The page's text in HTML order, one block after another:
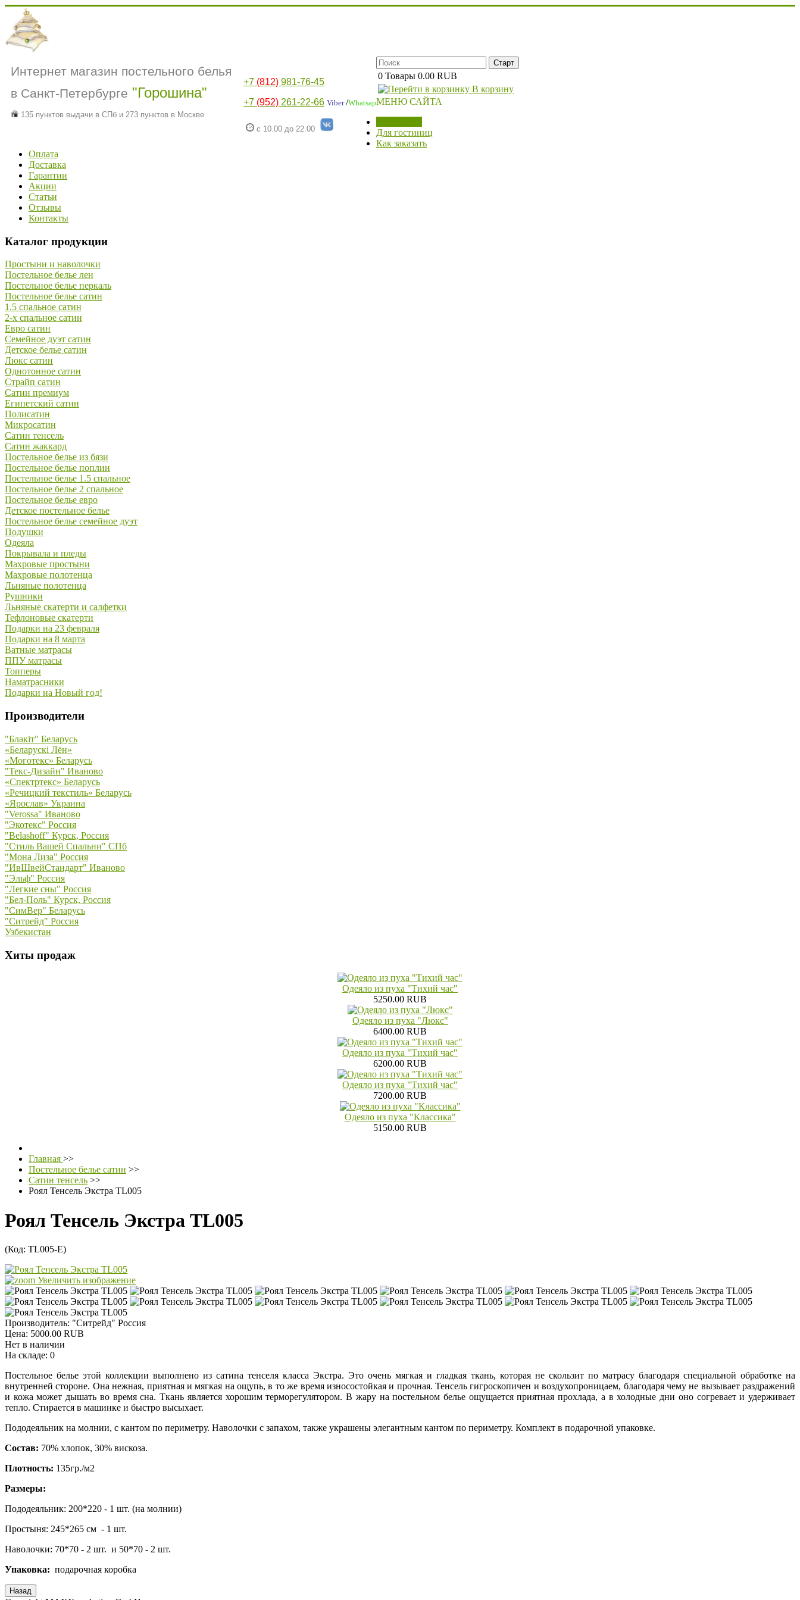
Интернет магазин постельного белья
в Санкт-Петербурге "Горошина"
135 пунктов выдачи в СПб и 273 пунктов в Москве
+7 (812) 981-76-45
+7 (952) 261-22-66 Viber/Whatsap
с 10.00 до 22.00
0 Товары 0.00 RUB
В корзину
МЕНЮ САЙТА
Для гостиниц
Как заказать
Оплата
Доставка
Гарантии
Акции
Статьи
Отзывы
Контакты
Каталог продукции
Простыни и наволочки
Постельное белье лен
Постельное белье перкаль
Постельное белье сатин
1.5 спальное сатин
2-х спальное сатин
Евро сатин
Семейное дуэт сатин
Детское белье сатин
Люкс сатин
Однотонное сатин
Страйп сатин
Сатин премиум
Египетский сатин
Полисатин
Микросатин
Сатин тенсель
Сатин жаккард
Постельное белье из бязи
Постельное белье поплин
Постельное белье 1.5 спальное
Постельное белье 2 спальное
Постельное белье евро
Детское постельное белье
Постельное белье семейное дуэт
Подушки
Одеяла
Покрывала и пледы
Махровые простыни
Махровые полотенца
Льняные полотенца
Рушники
Льняные скатерти и салфетки
Тефлоновые скатерти
Подарки на 23 февраля
Подарки на 8 марта
Ватные матрасы
ППУ матрасы
Топперы
Наматрасники
Подарки на Новый год!
Производители
"Блакiт" Беларусь
«Беларускi Лён»
«Моготекс» Беларусь
"Текс-Дизайн" Иваново
«Спектртекс» Беларусь
«Речицкий текстиль» Беларусь
«Ярослав» Украина
"Verossa" Иваново
"Экотекс" Россия
"Belashoff" Курск, Россия
"Стиль Вашей Спальни" СПб
"Мона Лиза" Россия
"ИвШвейСтандарт" Иваново
"Эльф" Россия
"Легкие сны" Россия
"Бел-Поль" Курск, Россия
"СимВер" Беларусь
"Ситрейд" Россия
Узбекистан
Хиты продаж
Одеяло из пуха "Тихий час"
5250.00 RUB
Одеяло из пуха "Люкс"
6400.00 RUB
Одеяло из пуха "Тихий час"
6200.00 RUB
Одеяло из пуха "Тихий час"
7200.00 RUB
Одеяло из пуха "Классика"
5150.00 RUB
Главная >>
Постельное белье сатин >>
Сатин тенсель >>
Роял Тенсель Экстра TL005
Роял Тенсель Экстра TL005
(Код: TL005-E)
Увеличить изображение
Производитель: "Ситрейд" Россия
Цена: 5000.00 RUB
Нет в наличии
На складе: 0
Постельное белье этой коллекции выполнено из сатина тенселя класса Экстра. Это очень мягкая и гладкая ткань, которая не скользит по матрасу благодаря специальной обработке на
внутренней стороне. Она нежная, приятная и мягкая на ощупь, в то же время износостойкая и прочная. Тенсель гигроскопичен и воздухопроницаем, благодаря чему не вызывает раздражений
и кожа может дышать во время сна. Ткань является хорошим терморегулятором. В жару на постельном белье ощущается приятная прохлада, а в холодные дни оно согревает и удерживает
тепло. Стирается в машинке и быстро высыхает.
Пододеяльник на молнии, с кантом по периметру. Наволочки с запахом, также украшены элегантным кантом по периметру. Комплект в подарочной упаковке.
Состав: 70% хлопок, 30% вискоза.
Плотность: 135гр./м2
Размеры:
Пододеяльник: 200*220 - 1 шт. (на молнии)
Простыня: 245*265 см - 1 шт.
Наволочки: 70*70 - 2 шт. и 50*70 - 2 шт.
Упаковка: подарочная коробка